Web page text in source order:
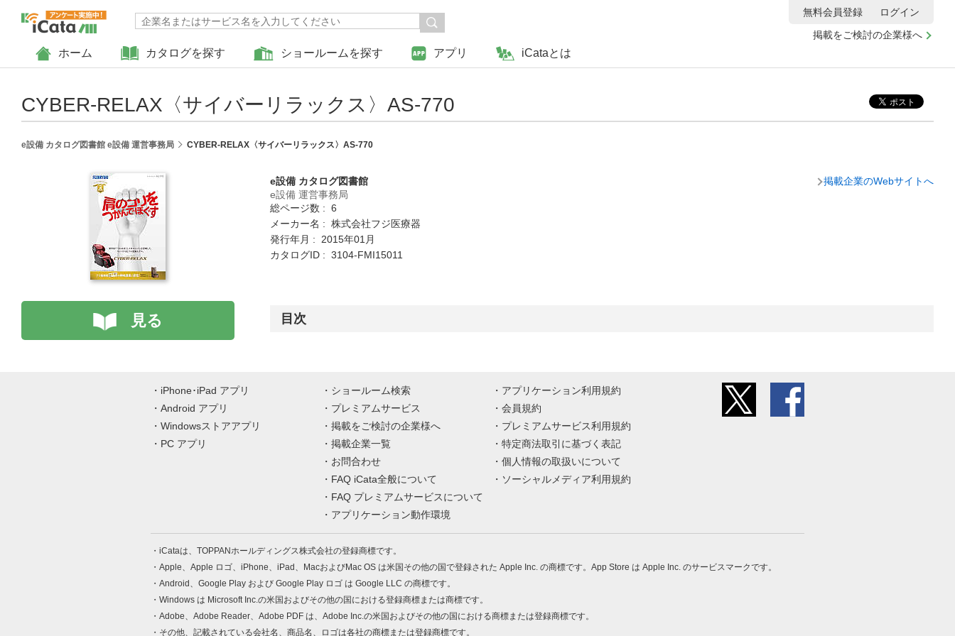
ホーム カタログを探す ショールームを探す アプリ iCataとは
掲載をご検討の企業様へ
無料会員登録 ログイン
CYBER-RELAX〈サイバーリラックス〉AS-770
e設備 カタログ図書館 e設備 運営事務局 CYBER-RELAX〈サイバーリラックス〉AS-770
見る
e設備 カタログ図書館
e設備 運営事務局
総ページ数 : 6
メーカー名 : 株式会社フジ医療器
発行年月 : 2015年01月
カタログID : 3104-FMI15011
掲載企業のWebサイトへ
目次
iPhone･iPad アプリ
Android アプリ
Windowsストアアプリ
PC アプリ
ショールーム検索
プレミアムサービス
掲載をご検討の企業様へ
掲載企業一覧
お問合わせ
FAQ iCata全般について
FAQ プレミアムサービスについて
アプリケーション動作環境
アプリケーション利用規約
会員規約
プレミアムサービス利用規約
特定商法取引に基づく表記
個人情報の取扱いについて
ソーシャルメディア利用規約
iCataは、TOPPANホールディングス株式会社の登録商標です。
Apple、Apple ロゴ、iPhone、iPad、MacおよびMac OS は米国その他の国で登録された Apple Inc. の商標です。App Store は Apple Inc. のサービスマークです。
Android、Google Play および Google Play ロゴ は Google LLC の商標です。
Windows は Microsoft Inc.の米国およびその他の国における登録商標または商標です。
Adobe、Adobe Reader、Adobe PDF は、Adobe Inc.の米国およびその他の国における商標または登録商標です。
その他、記載されている会社名、商品名、ロゴは各社の商標または登録商標です。